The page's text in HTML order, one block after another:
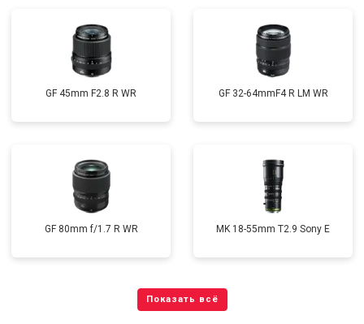
GF 45mm F2.8 R WR GF 32-64mmF4 R LM WR
GF 80mm f/1.7 R WR MK 18-55mm T2.9 Sony E